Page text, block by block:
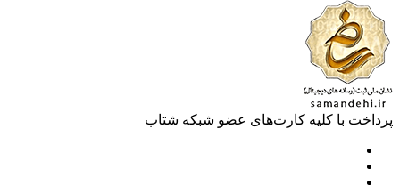
با کلیه کارت‌های عضو شبکه شتاب